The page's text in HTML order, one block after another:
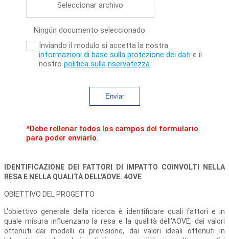
Seleccionar archivo
Ningún documento seleccionado
Inviando il modulo si accetta la nostra
informazioni di base sulla protezione dei dati e il
nostro politica sulla riservatezza
Enviar
*Debe rellenar todos los campos del formulario
para poder enviarlo.
IDENTIFICAZIONE DEI FATTORI DI IMPATTO COINVOLTI NELLA
RESA E NELLA QUALITÀ DELL'AOVE. 4OVE
OBIETTIVO DEL PROGETTO
L'obiettivo generale della ricerca è identificare quali fattori e in
quale misura influenzano la resa e la qualità dell'AOVE, dai valori
ottenuti dai modelli di previsione, dai valori ideali ottenuti in